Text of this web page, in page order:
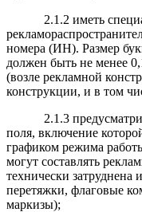
2.1.2 иметь
номера (ИН). Размер
должен быть не менее
(возле рекламной
конструкции, и в том
2.1.3
поля, включение
графиком режима
могут составлять
технически затруднена
перетяжки, флаговые
маркизы);